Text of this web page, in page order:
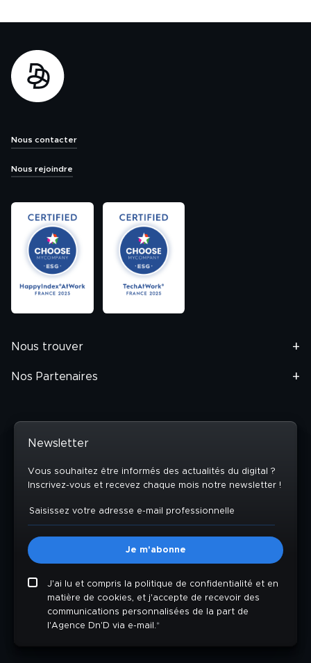
Nous contacter
Nous rejoindre
Nous trouver
Nos Partenaires
Newsletter
Vous souhaitez être informés des actualités du digital ?
Inscrivez-vous et recevez chaque mois notre newsletter !
J'ai lu et compris la politique de confidentialité et en
matière de cookies, et j'accepte de recevoir des
communications personnalisées de la part de
l'Agence Dn'D via e-mail.*